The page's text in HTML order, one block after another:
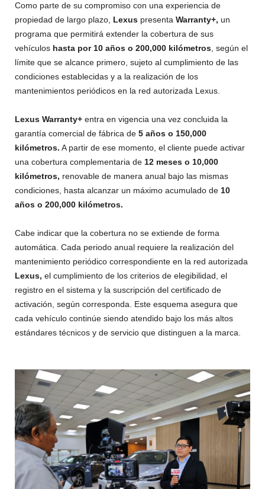
Como parte de su compromiso con una experiencia de
propiedad de largo plazo, Lexus presenta Warranty+, un
programa que permitirá extender la cobertura de sus
vehículos hasta por 10 años o 200,000 kilómetros , según el
límite que se alcance primero, sujeto al cumplimiento de las
condiciones establecidas y a la realización de los
mantenimientos periódicos en la red autorizada Lexus.
Lexus Warranty+ entra en vigencia una vez concluida la
garantía comercial de fábrica de 5 años o 150,000
kilómetros. A partir de ese momento, el cliente puede activar
una cobertura complementaria de 12 meses o 10,000
kilómetros, renovable de manera anual bajo las mismas
condiciones, hasta alcanzar un máximo acumulado de 10
años o 200,000 kilómetros.
Cabe indicar que la cobertura no se extiende de forma
automática. Cada periodo anual requiere la realización del
mantenimiento periódico correspondiente en la red autorizada
Lexus, el cumplimiento de los criterios de elegibilidad, el
registro en el sistema y la suscripción del certificado de
activación, según corresponda. Este esquema asegura que
cada vehículo continúe siendo atendido bajo los más altos
estándares técnicos y de servicio que distinguen a la marca.